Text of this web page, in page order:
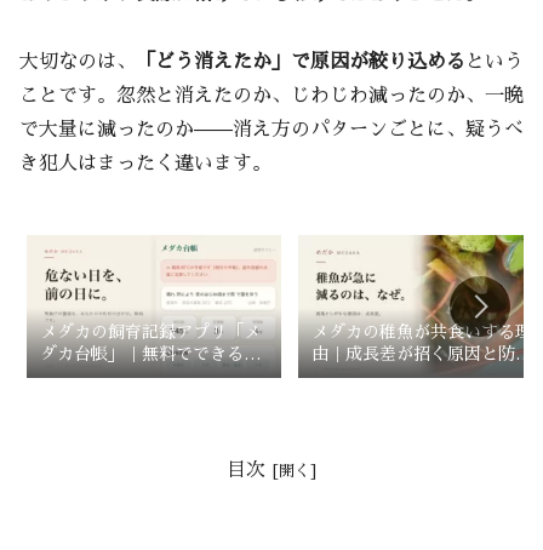
大切なのは、 「どう消えたか」で原因が絞り込める という
ことです。忽然と消えたのか、じわじわ減ったのか、一晩
で大量に減ったのか——消え方のパターンごとに、疑うべ
き犯人はまったく違います。
メダカの飼育記録アプリ「メ
ダカ台帳」｜無料でできるこ
とと、有料との違い
メダカの稚魚が共食いする理
由｜成長差が招く原因と防ぎ
方
目次